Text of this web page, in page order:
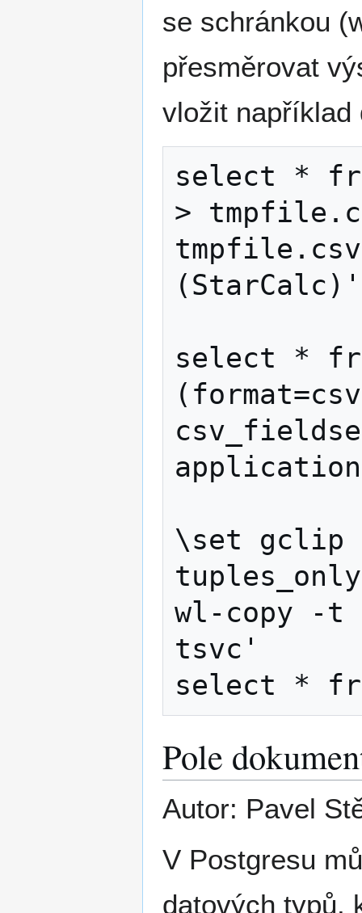
se schránkou
přesměrovat
vložit například
select *
>
select *
\set gclip
wl-copy -
tsvc'
Pole
Autor: Pavel
V Postgresu
datových typů,